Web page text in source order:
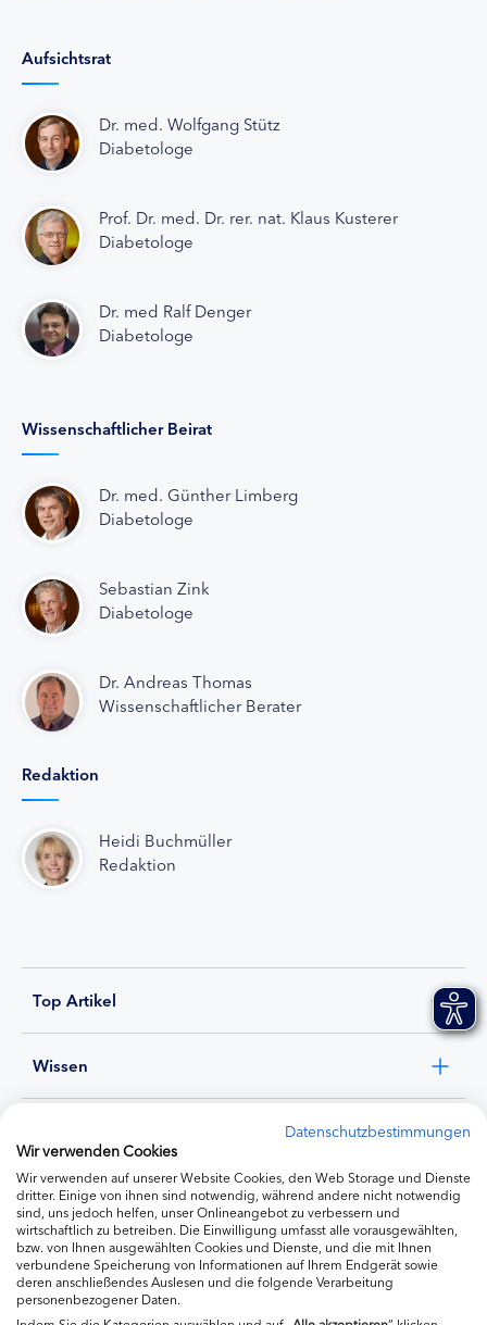
Aufsichtsrat
Dr. med. Wolfgang Stütz
Diabetologe
Prof. Dr. med. Dr. rer. nat. Klaus Kusterer
Diabetologe
Dr. med Ralf Denger
Diabetologe
Wissenschaftlicher Beirat
Dr. med. Günther Limberg
Diabetologe
Sebastian Zink
Diabetologe
Dr. Andreas Thomas
Wissenschaftlicher Berater
Redaktion
Heidi Buchmüller
Redaktion
Top Artikel
Wissen
Ernährung
Produkte
Datenschutzbestimmungen
Wir verwenden Cookies
Wir verwenden auf unserer Website Cookies, den Web Storage und Dienste
dritter. Einige von ihnen sind notwendig, während andere nicht notwendig
sind, uns jedoch helfen, unser Onlineangebot zu verbessern und
wirtschaftlich zu betreiben. Die Einwilligung umfasst alle vorausgewählten,
bzw. von Ihnen ausgewählten Cookies und Dienste, und die mit Ihnen
verbundene Speicherung von Informationen auf Ihrem Endgerät sowie
deren anschließendes Auslesen und die folgende Verarbeitung
personenbezogener Daten.